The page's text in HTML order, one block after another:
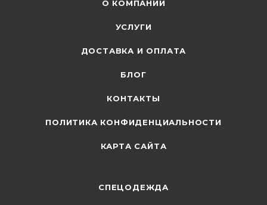
О КОМПАНИИ
УСЛУГИ
ДОСТАВКА И ОПЛАТА
БЛОГ
КОНТАКТЫ
ПОЛИТИКА КОНФИДЕНЦИАЛЬНОСТИ
КАРТА САЙТА
СПЕЦОДЕЖДА